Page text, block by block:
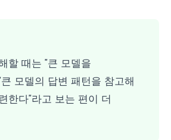
할 때는 "큰 모델을
모델의 답변 패턴을 참고해
한다"라고 보는 편이 더